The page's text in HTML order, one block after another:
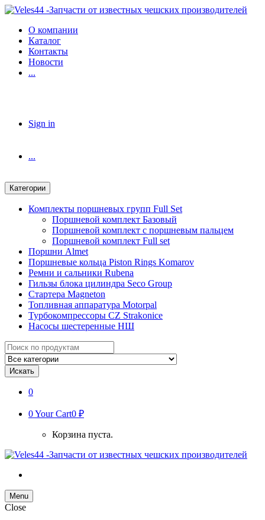
Skip
navigation
Skip
contentО компании
Каталог
Контакты
Новости
...
Sign in
...
Категории
Комплекты поршневых групп Full Set
Поршневой комплект Базовый
Поршневой комплект с поршневым пальцем
Поршневой комплект Full set
Поршни Almet
Поршневые кольца Piston Rings Komarov
Ремни и сальники Rubena
Гильзы блока цилиндра Seco Group
Стартера Magneton
Топливная аппаратура Motorpal
Турбокомпрессоры CZ Strakonice
Насосы шестеренные НШ
Search
for:
Искать
0
0Your Cart0 ₽
Корзина пуста.
Menu
Close